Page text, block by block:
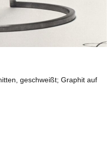
geschweißt; Graphit auf